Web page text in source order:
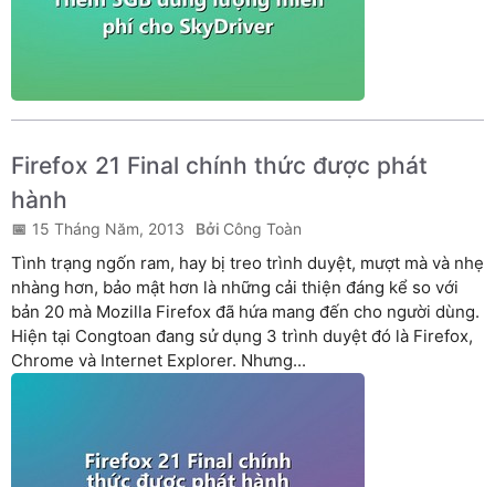
Firefox 21 Final chính thức được phát
hành
15 Tháng Năm, 2013 Công Toàn
Tình trạng ngốn ram, hay bị treo trình duyệt, mượt mà và nhẹ
nhàng hơn, bảo mật hơn là những cải thiện đáng kể so với
bản 20 mà Mozilla Firefox đã hứa mang đến cho người dùng.
Hiện tại Congtoan đang sử dụng 3 trình duyệt đó là Firefox,
Chrome và Internet Explorer. Nhưng...